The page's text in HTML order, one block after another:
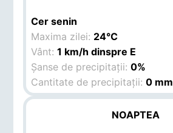
Cer senin
Maxima zilei: 24°C
Vânt:1 km/h dinspre E
Șanse de precipitații:0%
Cantitate de precipitații:0 mm
NOAPTEA